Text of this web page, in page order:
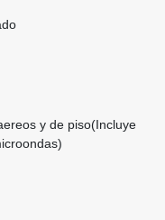
y de piso(Incluye